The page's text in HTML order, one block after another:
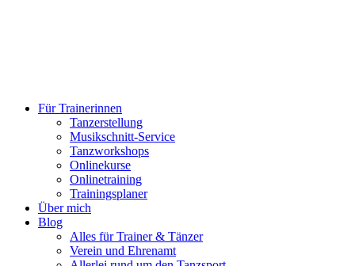
Für Trainerinnen
Tanzerstellung
Musikschnitt-Service
Tanzworkshops
Onlinekurse
Onlinetraining
Trainingsplaner
Über mich
Blog
Alles für Trainer & Tänzer
Verein und Ehrenamt